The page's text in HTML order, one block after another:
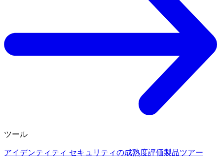
ツール
アイデンティティ セキュリティの成熟度評価製品ツアー